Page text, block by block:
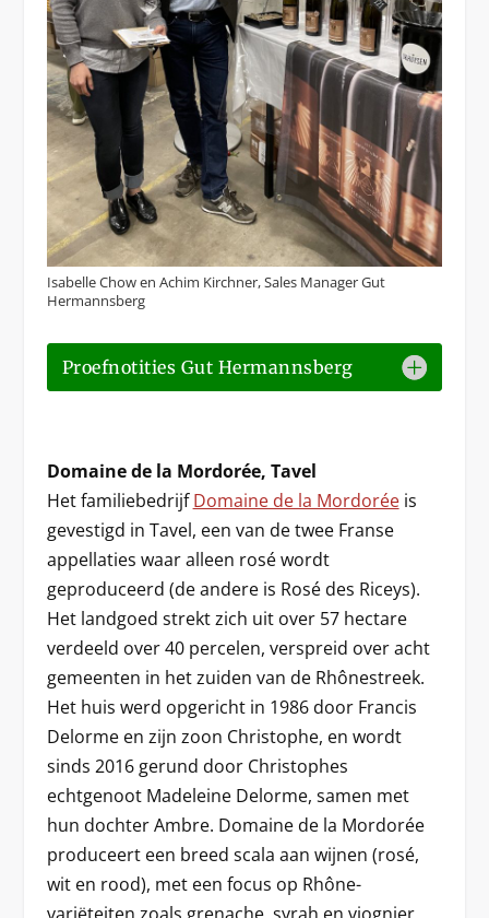
Isabelle Chow en Achim Kirchner, Sales Manager Gut
Hermannsberg
Proefnotities Gut Hermannsberg
Domaine de la Mordorée, Tavel
Het familiebedrijfDomaine de la Mordoréeis
gevestigd in Tavel, een van de twee Franse
appellaties waar alleen rosé wordt
geproduceerd (de andere is Rosé des Riceys).
Het landgoed strekt zich uit over 57 hectare
verdeeld over 40 percelen, verspreid over acht
gemeenten in het zuiden van de Rhônestreek.
Het huis werd opgericht in 1986 door Francis
Delorme en zijn zoon Christophe, en wordt
sinds 2016 gerund door Christophes
echtgenoot Madeleine Delorme, samen met
hun dochter Ambre. Domaine de la Mordorée
produceert een breed scala aan wijnen (rosé,
wit en rood), met een focus op Rhône-